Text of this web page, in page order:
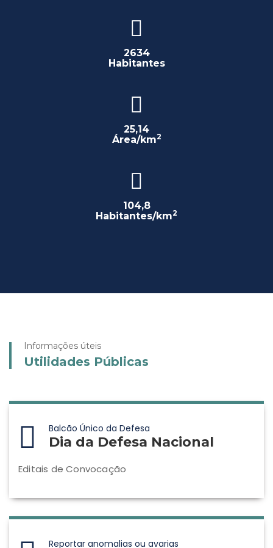
2634
Habitantes
25,14
Área/km2
104,8
Habitantes/km2
Informações úteis
Utilidades Públicas
Balcão Único da Defesa
Dia da Defesa Nacional
Editais de Convocação
Reportar anomalias ou avarias